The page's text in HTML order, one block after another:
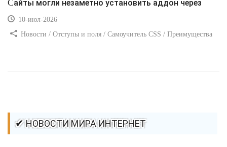
Сайты могли незаметно установить аддон через
10-июл-2026
Новости / Отступы и поля / Самоучитель CSS / Преимущества
✔ НОВОСТИ МИРА ИНТЕРНЕТ